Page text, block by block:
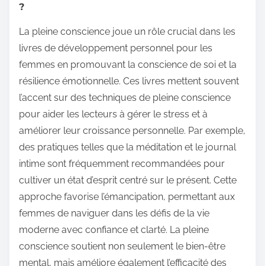
?
La pleine conscience joue un rôle crucial dans les
livres de développement personnel pour les
femmes en promouvant la conscience de soi et la
résilience émotionnelle. Ces livres mettent souvent
l’accent sur des techniques de pleine conscience
pour aider les lecteurs à gérer le stress et à
améliorer leur croissance personnelle. Par exemple,
des pratiques telles que la méditation et le journal
intime sont fréquemment recommandées pour
cultiver un état d’esprit centré sur le présent. Cette
approche favorise l’émancipation, permettant aux
femmes de naviguer dans les défis de la vie
moderne avec confiance et clarté. La pleine
conscience soutient non seulement le bien-être
mental, mais améliore également l’efficacité des